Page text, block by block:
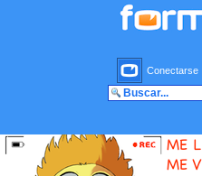
Conectarse